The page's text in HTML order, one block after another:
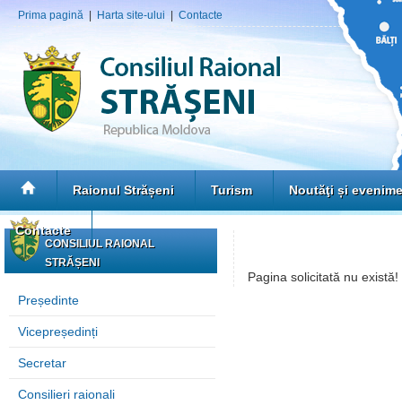
Prima pagină Harta site-ului Contacte
Raionul Strășeni Turism Noutăţi și
Contacte
CONSILIUL RAIONAL
STRĂȘENI
Președinte
Vicepreședinți
Secretar
Consilieri raionali
Pagina solicitată nu există!